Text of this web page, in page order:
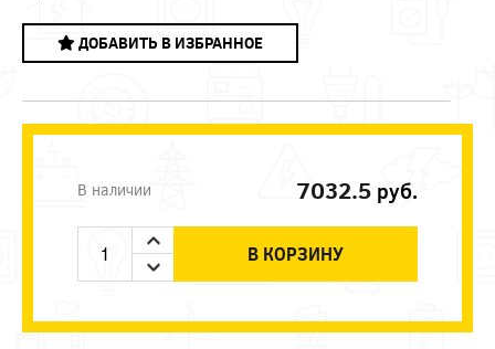
ДОБАВИТЬ В ИЗБРАННОЕ
В наличии 7032.5 руб.
В КОРЗИНУ